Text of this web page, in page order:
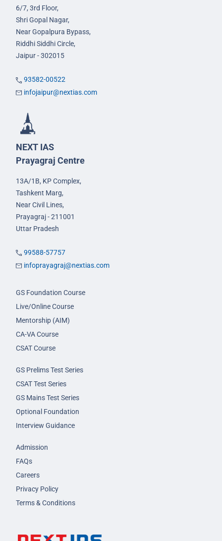
6/7, 3rd Floor,
Shri Gopal Nagar,
Near Gopalpura Bypass,
Riddhi Siddhi Circle,
Jaipur - 302015
93582-00522
infojaipur@nextias.com
NEXT IAS
Prayagraj Centre
13A/1B, KP Complex,
Tashkent Marg,
Near Civil Lines,
Prayagraj - 211001
Uttar Pradesh
99588-57757
infoprayagraj@nextias.com
GS Foundation Course
Live/Online Course
Mentorship (AIM)
CA-VA Course
CSAT Course
GS Prelims Test Series
CSAT Test Series
GS Mains Test Series
Optional Foundation
Interview Guidance
Admission
FAQs
Careers
Privacy Policy
Terms & Conditions